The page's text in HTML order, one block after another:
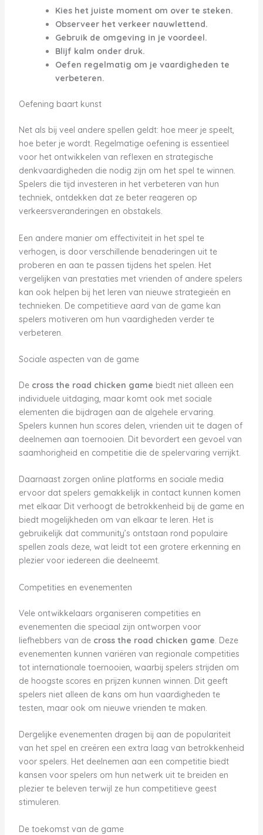
Kies het juiste moment om over te steken.
Observeer het verkeer nauwlettend.
Gebruik de omgeving in je voordeel.
Blijf kalm onder druk.
Oefen regelmatig om je vaardigheden te
verbeteren.
Oefening baart kunst
Net als bij veel andere spellen geldt: hoe meer je speelt,
hoe beter je wordt. Regelmatige oefening is essentieel
voor het ontwikkelen van reflexen en strategische
denkvaardigheden die nodig zijn om het spel te winnen.
Spelers die tijd investeren in het verbeteren van hun
techniek, ontdekken dat ze beter reageren op
verkeersveranderingen en obstakels.
Een andere manier om effectiviteit in het spel te
verhogen, is door verschillende benaderingen uit te
proberen en aan te passen tijdens het spelen. Het
vergelijken van prestaties met vrienden of andere spelers
kan ook helpen bij het leren van nieuwe strategieën en
technieken. De competitieve aard van de game kan
spelers motiveren om hun vaardigheden verder te
verbeteren.
Sociale aspecten van de game
De cross the road chicken game biedt niet alleen een
individuele uitdaging, maar komt ook met sociale
elementen die bijdragen aan de algehele ervaring.
Spelers kunnen hun scores delen, vrienden uit te dagen of
deelnemen aan toernooien. Dit bevordert een gevoel van
saamhorigheid en competitie die de spelervaring verrijkt.
Daarnaast zorgen online platforms en sociale media
ervoor dat spelers gemakkelijk in contact kunnen komen
met elkaar. Dit verhoogt de betrokkenheid bij de game en
biedt mogelijkheden om van elkaar te leren. Het is
gebruikelijk dat community’s ontstaan rond populaire
spellen zoals deze, wat leidt tot een grotere erkenning en
plezier voor iedereen die deelneemt.
Competities en evenementen
Vele ontwikkelaars organiseren competities en
evenementen die speciaal zijn ontworpen voor
liefhebbers van de cross the road chicken game. Deze
evenementen kunnen variëren van regionale competities
tot internationale toernooien, waarbij spelers strijden om
de hoogste scores en prijzen kunnen winnen. Dit geeft
spelers niet alleen de kans om hun vaardigheden te
testen, maar ook om nieuwe vrienden te maken.
Dergelijke evenementen dragen bij aan de populariteit
van het spel en creëren een extra laag van betrokkenheid
voor spelers. Het deelnemen aan een competitie biedt
kansen voor spelers om hun netwerk uit te breiden en
plezier te beleven terwijl ze hun competitieve geest
stimuleren.
De toekomst van de game